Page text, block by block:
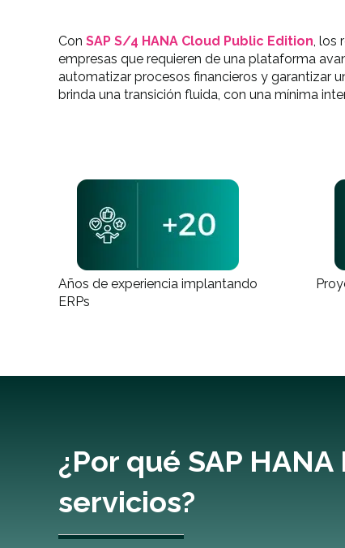
Con SAP S/4 HANA Cloud Public Edition ,
empresas que requieren de una plataforma
automatizar procesos financieros y garantizar
brinda una transición fluida, con una mínima
Años de experiencia implantando
ERPs
¿Por qué SAP
servicios?